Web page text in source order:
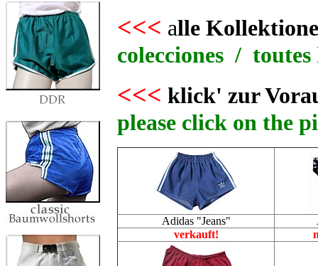
<<< alle
colecciones / toutes
<<< klick' zur
please click on the
Adidas "Jeans"
verkauft!